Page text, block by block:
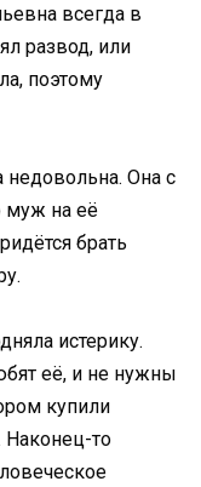
всегда в
развод, или
поэтому
недовольна. Она с
муж на её
брать
истерику.
её, и не нужны
купили
Наконец-то